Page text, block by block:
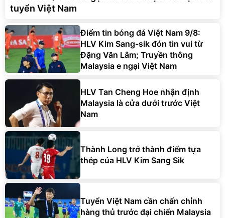
tuyển Việt Nam
Điểm tin bóng đá Việt Nam 9/8:
HLV Kim Sang-sik đón tin vui từ
Đặng Văn Lâm; Truyền thông
Malaysia e ngại Việt Nam
HLV Tan Cheng Hoe nhận định
Malaysia là cửa dưới trước Việt
Nam
Thành Long trở thành điểm tựa
thép của HLV Kim Sang Sik
Tuyển Việt Nam cần chấn chỉnh
hàng thủ trước đại chiến Malaysia